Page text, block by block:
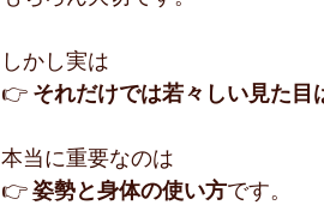
しかし実は
👉 それだけでは若々しい見た目
本当に重要なのは
👉 姿勢と身体の使い方です。